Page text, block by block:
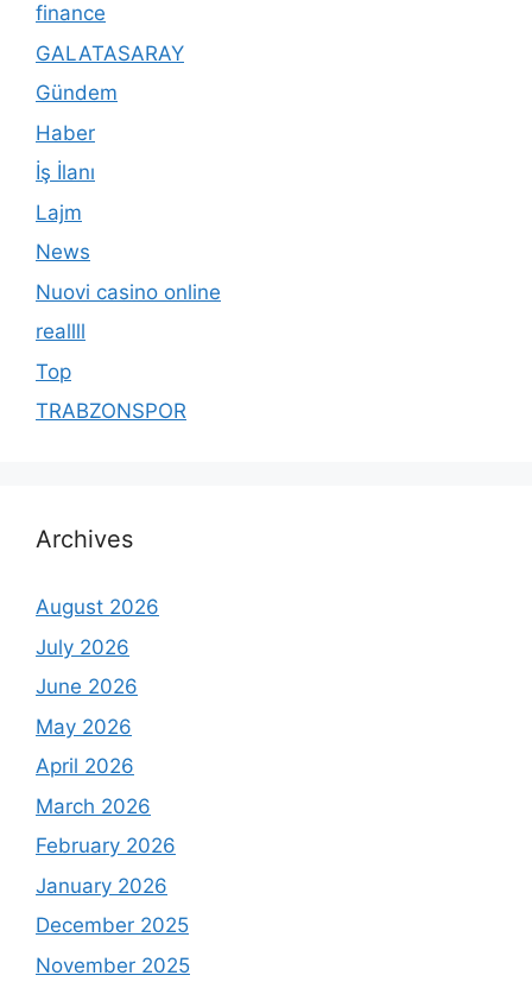
finance
GALATASARAY
Gündem
Haber
İş İlanı
Lajm
News
Nuovi casino online
reallll
Top
TRABZONSPOR
Archives
August 2026
July 2026
June 2026
May 2026
April 2026
March 2026
February 2026
January 2026
December 2025
November 2025